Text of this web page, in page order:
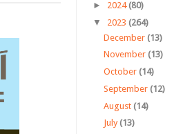
► 2024 (80)
▼ 2023 (264)
December (13)
November (13)
October (14)
September (12)
August (14)
July (13)